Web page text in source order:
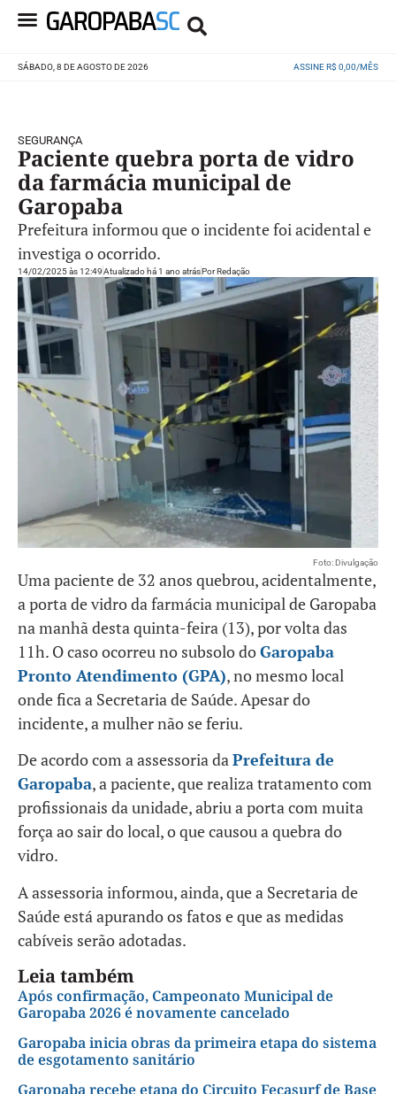
SÁBADO, 8 DE AGOSTO DE 2026 ASSINE R$ 0,00/MÊS
SEGURANÇA
Paciente quebra porta de vidro
da farmácia municipal de
Garopaba
Prefeitura informou que o incidente foi acidental e
investiga o ocorrido.
14/02/2025 às 12:49Atualizado há 1 ano atrásPorRedação
Foto: Divulgação
Uma paciente de 32 anos quebrou, acidentalmente,
a porta de vidro da farmácia municipal de Garopaba
na manhã desta quinta-feira (13), por volta das
11h. O caso ocorreu no subsolo doGaropaba
Pronto Atendimento (GPA), no mesmo local
onde fica a Secretaria de Saúde. Apesar do
incidente, a mulher não se feriu.
De acordo com a assessoria daPrefeitura de
Garopaba, a paciente, que realiza tratamento com
profissionais da unidade, abriu a porta com muita
força ao sair do local, o que causou a quebra do
vidro.
A assessoria informou, ainda, que a Secretaria de
Saúde está apurando os fatos e que as medidas
cabíveis serão adotadas.
Leia também
Após confirmação, Campeonato Municipal de
Garopaba 2026 é novamente cancelado
Garopaba inicia obras da primeira etapa do sistema
de esgotamento sanitário
Garopaba recebe etapa do Circuito Fecasurf de Base